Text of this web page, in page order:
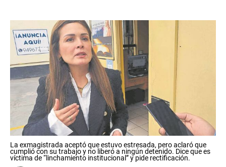
La exmagistrada aceptó que estuvo estresada, pero aclaró que
cumplió con su trabajo y no liberó a ningún detenido. Dice que es
víctima de “linchamiento institucional” y pide rectificación.